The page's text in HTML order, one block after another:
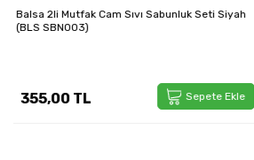
System Katı Sabunluk Beyaz/Krom Renk
(BA2027 008 R1-CR)
1.244,16 Sepete Ekle